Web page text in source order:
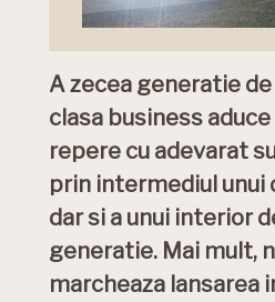
A zecea generatie
clasa business
repere cu adevarat
prin intermediul unui
dar si a unui interior
generatie. Mai mult,
marcheaza lansarea